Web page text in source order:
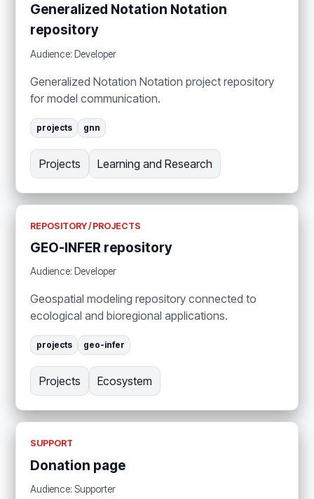
Generalized Notation Notation
repository
Audience: Developer
Generalized Notation Notation project repository
for model communication.
projects gnn
Projects Learning and Research
REPOSITORY / PROJECTS
GEO-INFER repository
Audience: Developer
Geospatial modeling repository connected to
ecological and bioregional applications.
projects geo-infer
Projects Ecosystem
SUPPORT
Donation page
Audience: Supporter